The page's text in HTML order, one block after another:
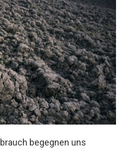
begegnen uns